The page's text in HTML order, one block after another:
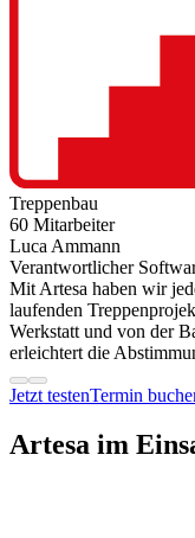
Treppenbau
60 Mitarbeiter
Luca Ammann
Verantwortlicher
Mit Artesa haben wir
laufenden
Werkstatt und von der
erleichtert die
Jetzt testenTermin
Artesa im